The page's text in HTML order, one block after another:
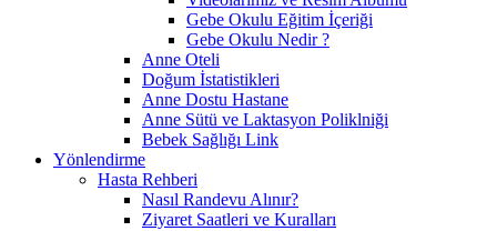
Gebe Okulu Eğitim İçeriği
Gebe Okulu Nedir ?
Anne Oteli
Doğum İstatistikleri
Anne Dostu Hastane
Anne Sütü ve Laktasyon Poliklniği
Bebek Sağlığı Link
Yönlendirme
Hasta Rehberi
Nasıl Randevu Alınır?
Ziyaret Saatleri ve Kuralları